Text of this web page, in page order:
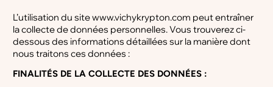
L’utilisation du site www.vichykrypton.com peut entraîner
la collecte de données personnelles. Vous trouverez ci-
dessous des informations détaillées sur la manière dont
nous traitons ces données :
FINALITÉS DE LA COLLECTE DES DONNÉES :